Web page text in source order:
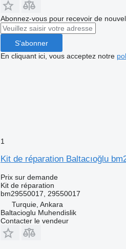
Abonnez-vous pour recevoir de
S'abonner
En cliquant ici, vous acceptez notre
1
Kit de réparation Baltacıoğlu
Prix sur demande
Kit de réparation
bm29550017, 29550017
Turquie, Ankara
Baltacioglu Muhendislik
Contacter le vendeur